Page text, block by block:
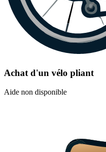
Achat d'un vélo pliant
Aide non disponible